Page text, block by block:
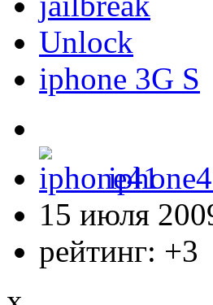
Unlock
iphone 3G S
15 июля
рейтинг: +3